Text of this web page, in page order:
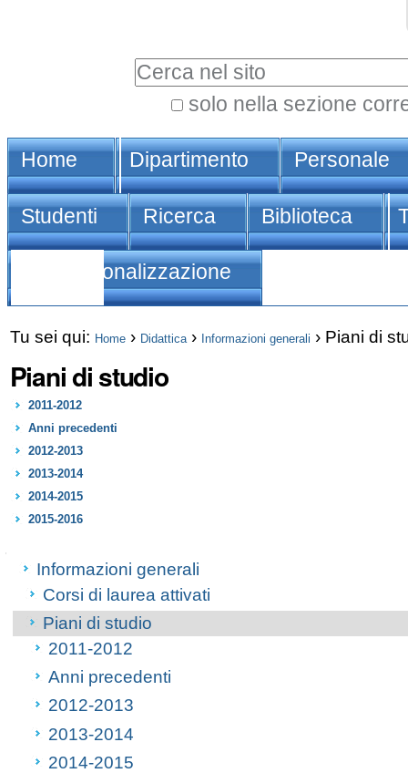
Spostati
sulla
navigazione
solo nella sezione
avanzata…
Sezioni
Home Dipartimento Personale
Studenti Ricerca Biblioteca
Internazionalizzazione
Tu sei qui: Home › Didattica › Informazioni generali › Piani di
Piani di studio
2011-2012
Anni precedenti
2012-2013
2013-2014
2014-2015
2015-2016
Navigazione
Informazioni generali
Corsi di laurea attivati
Piani di studio
2011-2012
Anni precedenti
2012-2013
2013-2014
2014-2015